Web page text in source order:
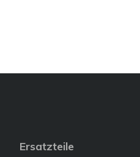
Ersatzteile